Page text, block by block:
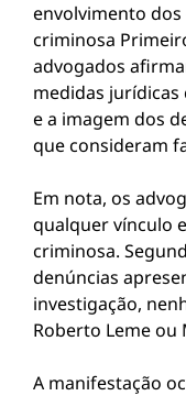
envolvimento
criminosa
advogados
medidas jurídicas
e a imagem dos
que consideram
Em nota, os
qualquer vínculo
criminosa.
denúncias
investigação,
Roberto Leme ou
A manifestação